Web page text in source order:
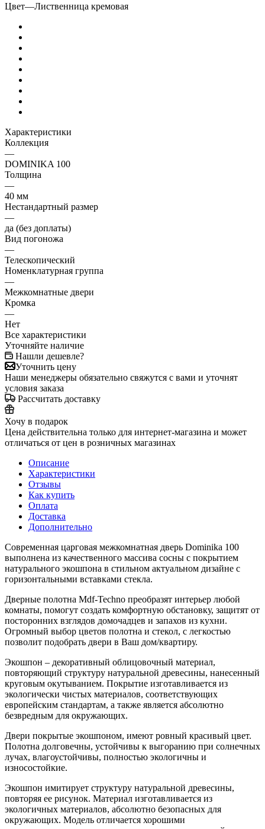
Цвет—Лиственница кремовая
Характеристики
Коллекция
—
DOMINIKA 100
Толщина
—
40 мм
Нестандартный размер
—
да (без доплаты)
Вид погоножа
—
Телескопический
Номенклатурная группа
—
Межкомнатные двери
Кромка
—
Нет
Все характеристики
Уточняйте наличие
Нашли дешевле?
Уточнить цену
Наши менеджеры обязательно свяжутся с вами и уточнят
условия заказа
Рассчитать доставку
Хочу в подарок
Цена действительна только для интернет-магазина и может
отличаться от цен в розничных магазинах
Описание
Характеристики
Отзывы
Как купить
Оплата
Доставка
Дополнительно
Современная царговая межкомнатная дверь Dominika 100
выполнена из качественного массива сосны с покрытием
натурального экошпона в стильном актуальном дизайне с
горизонтальными вставками стекла.
Дверные полотна Mdf-Techno преобразят интерьер любой
комнаты, помогут создать комфортную обстановку, защитят от
посторонних взглядов домочадцев и запахов из кухни.
Огромный выбор цветов полотна и стекол, с легкостью
позволит подобрать двери в Ваш дом/квартиру.
Экошпон – декоративный облицовочный материал,
повторяющий структуру натуральной древесины, нанесенный
круговым окутыванием. Покрытие изготавливается из
экологически чистых материалов, соответствующих
европейским стандартам, а также является абсолютно
безвредным для окружающих.
Двери покрытые экошпоном, имеют ровный красивый цвет.
Полотна долговечны, устойчивы к выгоранию при солнечных
лучах, влагоустойчивы, полностью экологичны и
износостойкие.
Экошпон имитирует структуру натуральной древесины,
повторяя ее рисунок. Материал изготавливается из
экологичных материалов, абсолютно безопасных для
окружающих. Модель отличается хорошими